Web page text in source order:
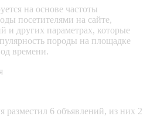
на основе частоты
посетителями на сайте,
и других параметрах, которые
породы на площадке
времени.
разместил 6 объявлений, из них 2